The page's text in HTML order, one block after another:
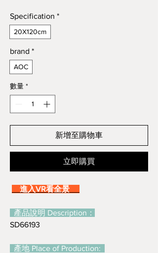
Specification *
20X120cm
brand *
AOC
數量 *
新增至購物車
立即購買
進入VR看全景
產品說明 Description：
SD66193
產地 Place of Production: